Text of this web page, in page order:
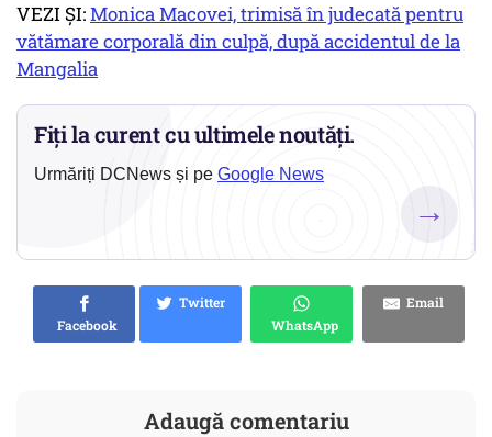
VEZI ȘI:Monica Macovei, trimisă în judecată pentru
vătămare corporală din culpă, după accidentul de la
Mangalia
Fiți la curent cu ultimele noutăți.
Urmăriți DCNews și pe Google News
→
Facebook
Twitter
WhatsApp
Email
Adaugă comentariu